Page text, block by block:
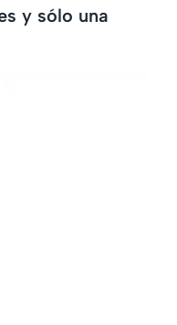
y sólo una